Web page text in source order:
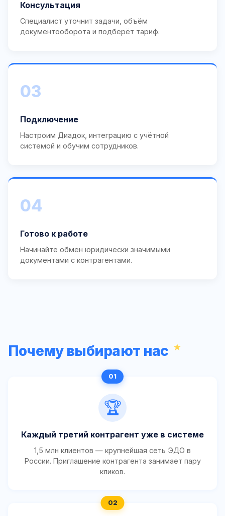
Консультация
Специалист уточнит задачи, объём
документооборота и подберёт тариф.
03
Подключение
Настроим Диадок, интеграцию с учётной
системой и обучим сотрудников.
04
Готово к работе
Начинайте обмен юридически значимыми
документами с контрагентами.
Почему выбирают нас
🏆
Каждый третий контрагент уже в системе
1,5 млн клиентов — крупнейшая сеть ЭДО в
России. Приглашение контрагента занимает пару
кликов.